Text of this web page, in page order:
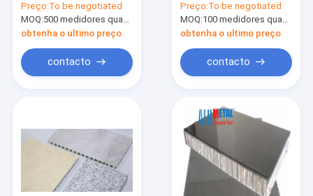
favo de mel do
polipropileno A2 à
prova de fogo
Preço:To be negotiated
MOQ:500 medidores quadrados
obtenha o ultimo preço
contacto
de 2MM almofada
1020MM A2 não
combustível
Preço:To be negotiated
MOQ:100 medidores quadrados
obtenha o ultimo preço
contacto